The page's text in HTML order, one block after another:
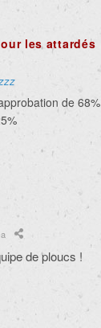
les attardés
de 68%
de ploucs !